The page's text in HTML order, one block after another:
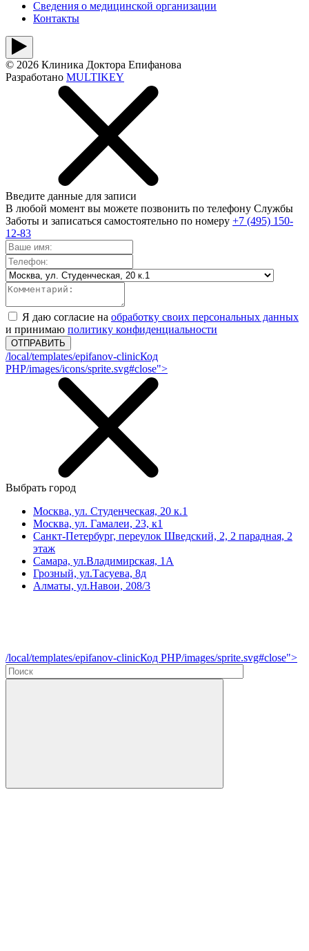
Сведения о медицинской организации
Контакты
© 2026 Клиника Доктора Епифанова
Разработано MULTIKEY
Введите данные для записи
В любой момент вы можете позвонить по телефону Службы
Заботы и записаться самостоятельно по номеру +7 (495) 150-
12-83
Я даю согласие на обработку своих персональных данных
и принимаю политику конфиденциальности
ОТПРАВИТЬ
/local/templates/epifanov-clinicКод
PHP/images/icons/sprite.svg#close">
Выбрать город
Москва, ул. Студенческая, 20 к.1
Москва, ул. Гамалеи, 23, к1
Санкт-Петербург, переулок Шведский, 2, 2 парадная, 2
этаж
Самара, ул.Владимирская, 1А
Грозный, ул.Тасуева, 8д
Алматы, ул.Навои, 208/3
/local/templates/epifanov-clinicКод PHP/images/sprite.svg#close">